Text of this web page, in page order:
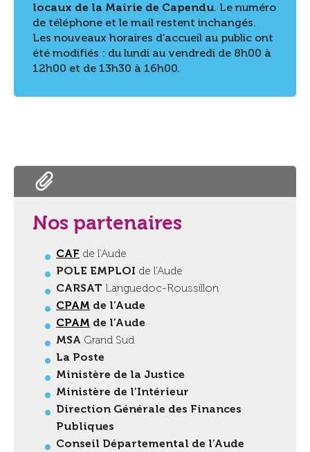
locaux de la Mairie de Capendu. Le numéro
de téléphone et le mail restent inchangés.
Les nouveaux horaires d’accueil au public ont
été modifiés : du lundi au vendredi de 8h00 à
12h00 et de 13h30 à 16h00.
Nos partenaires
CAF de l’Aude
POLE EMPLOI de l’Aude
CARSAT Languedoc-Roussillon
CPAM de l’Aude
CPAM de l’Aude
MSA Grand Sud
La Poste
Ministère de la Justice
Ministère de l’Intérieur
Direction Générale des Finances
Publiques
Conseil Départemental de l’Aude